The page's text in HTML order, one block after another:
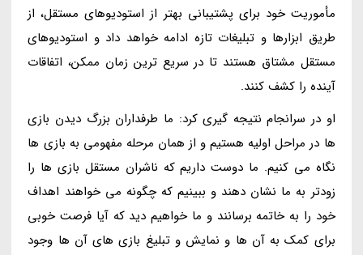
مأموریت خود برای پشتیبانی بهتر از استودیوهای مستقل، از
طریق ابزارها و تبلیغات تازه ادامه خواهد داد و استودیوهای
مستقل مشتاق هستند تا در سریع ترین زمان ممکن، اتفاقات
آینده را کشف کنند.
او در سرانجام نتیجه گیری کرد: ما طرفداران بزرگ دیدن بازی
ها در مراحل اولیه هستیم و از همان مرحله مفهومی به بازی ها
نگاه می کنیم. ما دوست داریم که ناشران مستقل بازی ها را
زودتر به ما نشان دهند و ببینیم که چگونه می خواهند اهداف
خود را به خاتمه برسانند و ما خواهیم دید که آیا فرصت خوبی
برای کمک به آن ها و نمایش و تبلیغ بازی های آن ها وجود